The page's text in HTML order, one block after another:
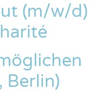
(m/w/d)
Berlin)